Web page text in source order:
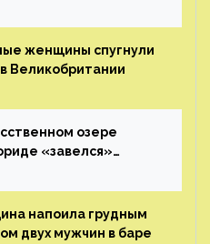
женщины спугнули
Великобритании
озере
«завелся»
напоила грудным
двух мужчин в баре